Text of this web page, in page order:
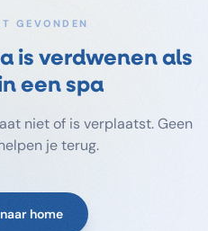
GEVONDEN
is verdwenen als
een spa
niet of is verplaatst. Geen
je terug.
home